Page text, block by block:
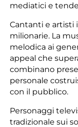
mediatici e
Cantanti e artisti
milionarie. La
melodica ai
appeal che
combinano
personale
con il pubblico.
Personaggi
tradizionale sui